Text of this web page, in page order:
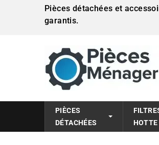
Pièces détachées et
garantis.
PIÈCES
DÉTACHÉES
HOTTE